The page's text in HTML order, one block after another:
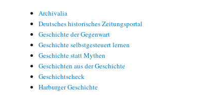
Archivalia
Deutsches historisches Zeitungsportal
Geschichte der Gegenwart
Geschichte selbstgesteuert lernen
Geschichte statt Mythen
Geschichten aus der Geschichte
Geschichtscheck
Harburger Geschichte